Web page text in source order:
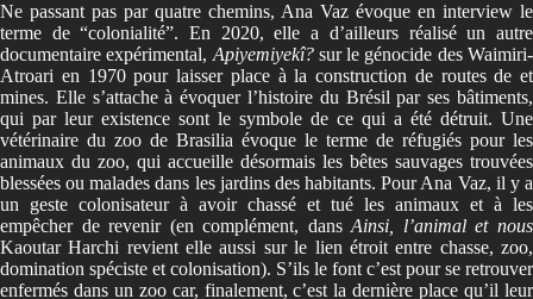
Ne passant pas par quatre chemins, Ana Vaz évoque en interview le
terme de “colonialité”. En 2020, elle a d’ailleurs réalisé un autre
documentaire expérimental, Apiyemiyekî?sur le génocide des Waimiri-
Atroari en 1970 pour laisser place à la construction de routes de et
mines. Elle s’attache à évoquer l’histoire du Brésil par ses bâtiments,
qui par leur existence sont le symbole de ce qui a été détruit. Une
vétérinaire du zoo de Brasilia évoque le terme de réfugiés pour les
animaux du zoo, qui accueille désormais les bêtes sauvages trouvées
blessées ou malades dans les jardins des habitants. Pour Ana Vaz, il y a
un geste colonisateur à avoir chassé et tué les animaux et à les
empêcher de revenir (en complément, dansAinsi, l’animal et nous
Kaoutar Harchi revient elle aussi sur le lien étroit entre chasse, zoo,
domination spéciste et colonisation). S’ils le font c’est pour se retrouver
enfermés dans un zoo car, finalement, c’est la dernière place qu’il leur